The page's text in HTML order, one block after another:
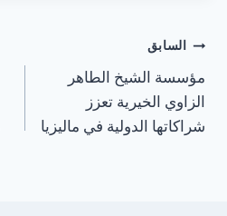
السابق
مؤسسة الشيخ الطاهر
الزاوي الخيرية تعزز
شراكاتها الدولية في ماليزيا